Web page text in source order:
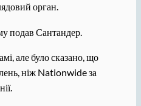
орган.
подав Сантандер.
але було сказано, що
ніж Nationwide за